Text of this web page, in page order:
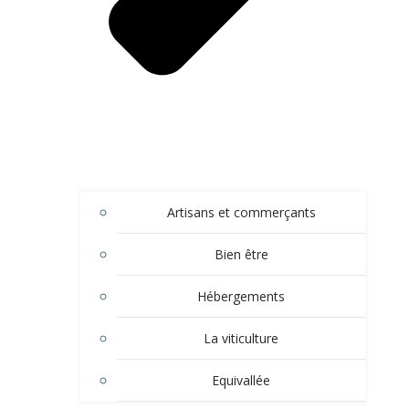
Artisans et commerçants
Bien être
Hébergements
La viticulture
Equivallée